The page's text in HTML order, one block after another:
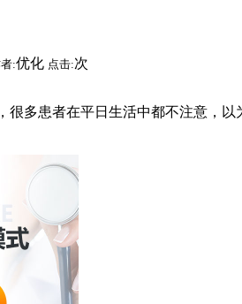
:优化 点击:次
患者在平日生活中都不注意，以